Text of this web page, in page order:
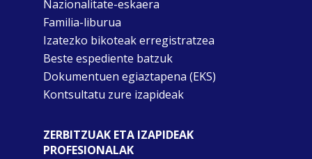
Nazionalitate-eskaera
Familia-liburua
Izatezko bikoteak erregistratzea
Beste espediente batzuk
Dokumentuen egiaztapena (EKS)
Kontsultatu zure izapideak
ZERBITZUAK ETA IZAPIDEAK
PROFESIONALAK